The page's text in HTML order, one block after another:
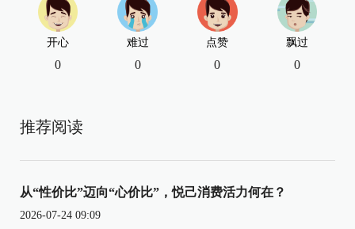
开心
0
难过
0
点赞
0
飘过
0
推荐阅读
从“性价比”迈向“心价比”，悦己消费活力何在？
2026-07-24 09:09